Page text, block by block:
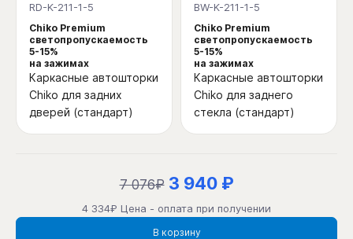
RD-K-211-1-5
Chiko Premium
светопропускаемость
5-15%
на зажимах
Каркасные автошторки
Chiko для задних
дверей (стандарт)
BW-K-211-1-5
Chiko Premium
светопропускаемость
5-15%
на зажимах
Каркасные автошторки
Chiko для заднего
стекла (стандарт)
7 076₽ 3 940 ₽
4 334₽ Цена - оплата при получении
В корзину